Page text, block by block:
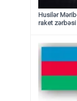
Husilər
raket